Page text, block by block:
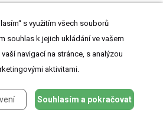
potvrdila pomerne vysoký výskyt
skupine detí, adolescentov
typom diabetu. Vo väčšine prípadov sa
neuropatie, ktoré sú dôležité
s využitím všech souborů
souhlas k jejich ukládání ve vašem
navigací na stránce, s analýzou
aktivitami.
Souhlasím a pokračovat